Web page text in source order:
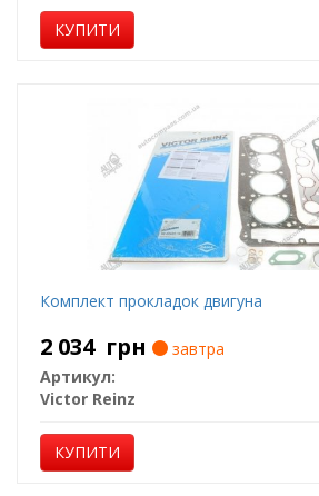
КУПИТИ
Комплект прокладок двигуна
2 034 грн
завтра
Артикул:
Victor Reinz
КУПИТИ